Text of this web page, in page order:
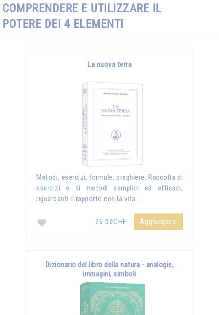
COMPRENDERE E UTILIZZARE IL
POTERE DEI 4 ELEMENTI
La nuova terra
Metodi, esercizi, formule, preghiere. Raccolta di
esercizi e di metodi semplici ed efficaci,
riguardanti il rapporto con la vita …
26.00CHF Aggiungere
Dizionario del libro della natura - analogie,
immagini, simboli